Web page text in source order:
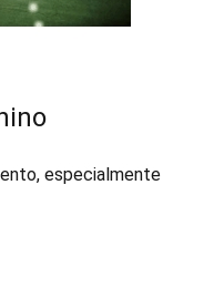
especialmente